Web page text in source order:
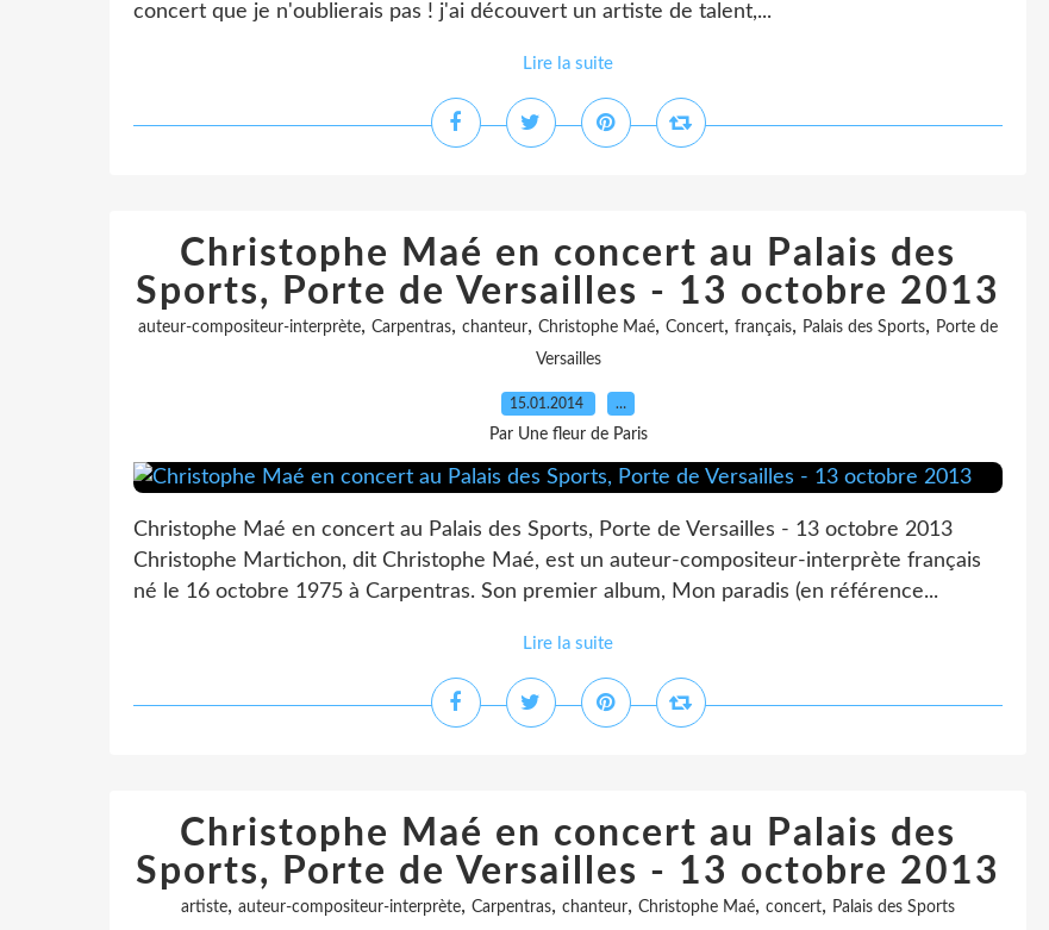
concert que je n'oublierais pas ! j'ai découvert un artiste de talent,...
Lire la suite
Christophe Maé en concert au Palais des
Sports, Porte de Versailles - 13 octobre 2013
auteur-compositeur-interprète, Carpentras, chanteur, Christophe Maé, Concert, français, Palais des Sports, Porte de
Versailles
15.01.2014 …
Par Une fleur de Paris
Christophe Maé en concert au Palais des Sports, Porte de Versailles - 13 octobre 2013
Christophe Martichon, dit Christophe Maé, est un auteur-compositeur-interprète français
né le 16 octobre 1975 à Carpentras. Son premier album, Mon paradis (en référence...
Lire la suite
Christophe Maé en concert au Palais des
Sports, Porte de Versailles - 13 octobre 2013
artiste, auteur-compositeur-interprète, Carpentras, chanteur, Christophe Maé, concert, Palais des Sports